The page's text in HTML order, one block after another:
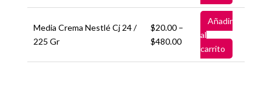
Media Crema Nestlé Cj 24 /
225 Gr
$20.00 –
$480.00
Añadir
al
carrito